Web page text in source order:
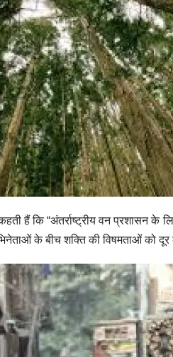
हैं कि “अंतर्राष्ट्रीय वन प्रशासन के
के बीच शक्ति की विषमताओं को